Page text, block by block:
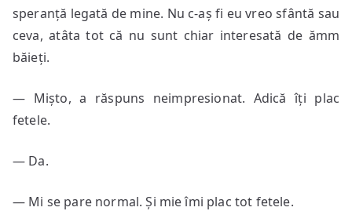
speranță legată de mine. Nu c-aș fi eu vreo sfântă sau
ceva, atâta tot că nu sunt chiar interesată de ămm
băieți.
— Mișto, a răspuns neimpresionat. Adică îți plac
fetele.
— Da.
— Mi se pare normal. Și mie îmi plac tot fetele.